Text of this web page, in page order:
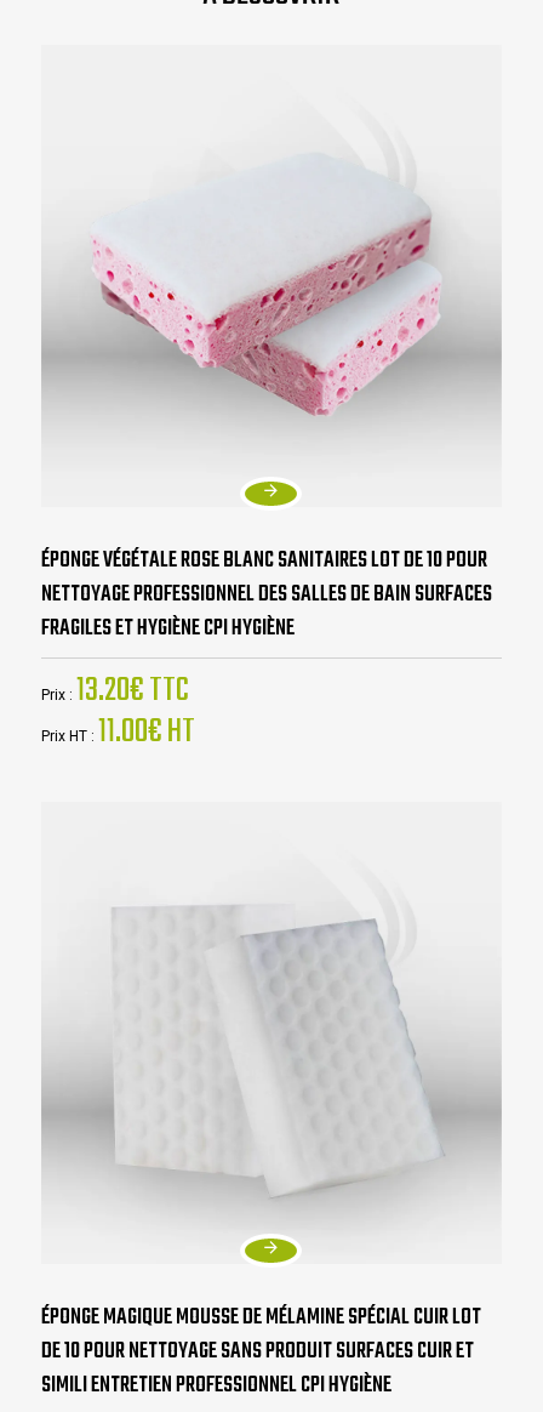
ÉPONGE VÉGÉTALE ROSE BLANC SANITAIRES LOT DE 10 POUR
NETTOYAGE PROFESSIONNEL DES SALLES DE BAIN SURFACES
FRAGILES ET HYGIÈNE CPI HYGIÈNE
Prix : 13.20€ TTC
Prix HT : 11.00€ HT
ÉPONGE MAGIQUE MOUSSE DE MÉLAMINE SPÉCIAL CUIR LOT
DE 10 POUR NETTOYAGE SANS PRODUIT SURFACES CUIR ET
SIMILI ENTRETIEN PROFESSIONNEL CPI HYGIÈNE